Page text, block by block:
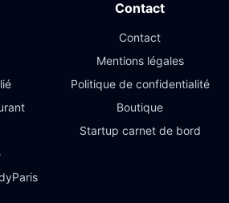
Contact
Contact
Mentions légales
Politique de confidentialité
Boutique
Startup carnet de bord